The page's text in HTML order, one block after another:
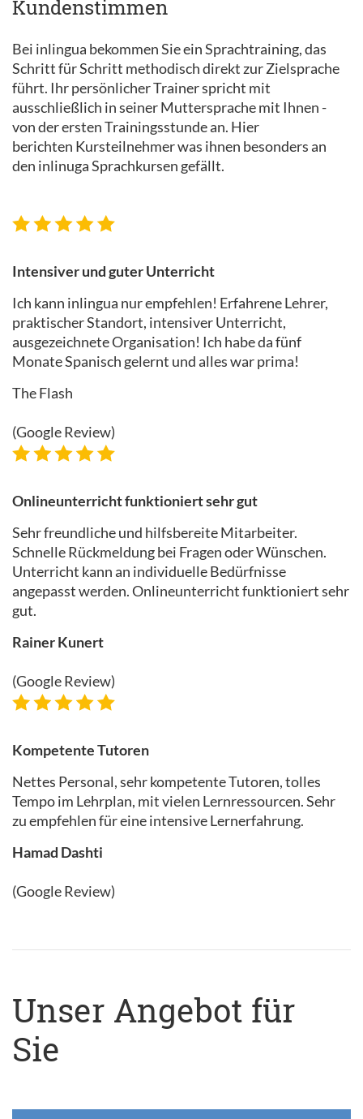
Kundenstimmen
Bei inlingua bekommen Sie ein Sprachtraining, das
Schritt für Schritt methodisch direkt zur Zielsprache
führt. Ihr persönlicher Trainer spricht mit
ausschließlich in seiner Muttersprache mit Ihnen -
von der ersten Trainingsstunde an. Hier
berichten Kursteilnehmer was ihnen besonders an
den inlinuga Sprachkursen gefällt.
Intensiver und guter Unterricht
Ich kann inlingua nur empfehlen! Erfahrene Lehrer,
praktischer Standort, intensiver Unterricht,
ausgezeichnete Organisation! Ich habe da fünf
Monate Spanisch gelernt und alles war prima!
The Flash
(Google Review)
Onlineunterricht funktioniert sehr gut
Sehr freundliche und hilfsbereite Mitarbeiter.
Schnelle Rückmeldung bei Fragen oder Wünschen.
Unterricht kann an individuelle Bedürfnisse
angepasst werden. Onlineunterricht funktioniert sehr
gut.
Rainer Kunert
(Google Review)
Kompetente Tutoren
Nettes Personal, sehr kompetente Tutoren, tolles
Tempo im Lehrplan, mit vielen Lernressourcen. Sehr
zu empfehlen für eine intensive Lernerfahrung.
Hamad Dashti
(Google Review)
Unser Angebot für
Sie